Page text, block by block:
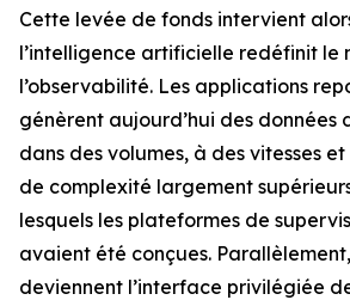
Cette levée de fonds intervient
l’intelligence artificielle redéfinit le
l’observabilité. Les applications
génèrent aujourd’hui des données
dans des volumes, à des vitesses
de complexité largement
lesquels les plateformes de
avaient été conçues.
deviennent l’interface privilégiée